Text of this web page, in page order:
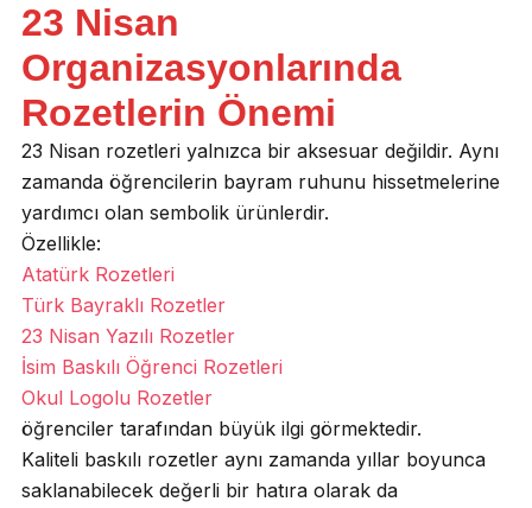
23 Nisan
Organizasyonlarında
Rozetlerin Önemi
23 Nisan rozetleri yalnızca bir aksesuar değildir. Aynı
zamanda öğrencilerin bayram ruhunu hissetmelerine
yardımcı olan sembolik ürünlerdir.
Özellikle:
Atatürk Rozetleri
Türk Bayraklı Rozetler
23 Nisan Yazılı Rozetler
İsim Baskılı Öğrenci Rozetleri
Okul Logolu Rozetler
öğrenciler tarafından büyük ilgi görmektedir.
Kaliteli baskılı rozetler aynı zamanda yıllar boyunca
saklanabilecek değerli bir hatıra olarak da